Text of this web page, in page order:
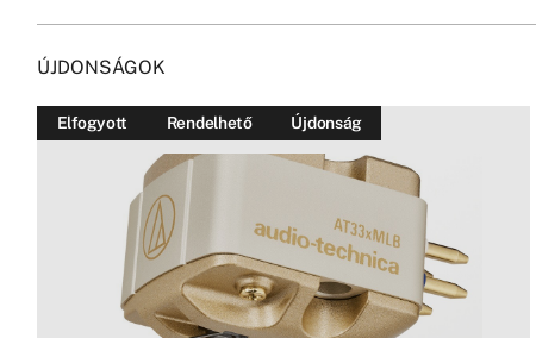
ÚJDONSÁGOK
Elfogyott Rendelhető Újdonság